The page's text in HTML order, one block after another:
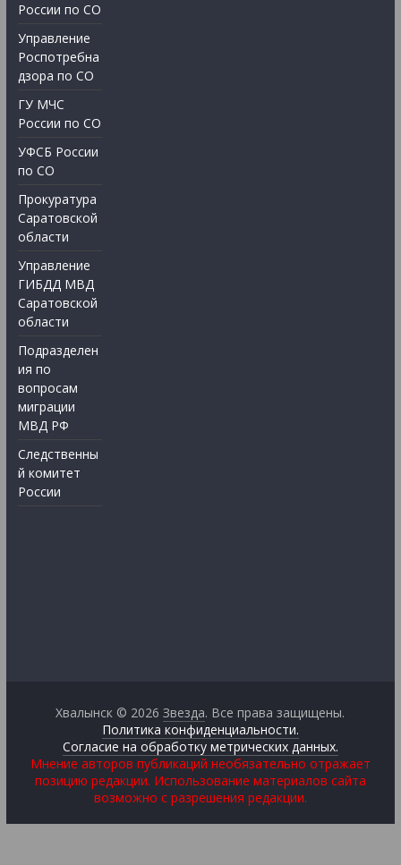
России по СО
Управление
Роспотребна
дзора по СО
ГУ МЧС
России по СО
УФСБ России
по СО
Прокуратура
Саратовской
области
Управление
ГИБДД МВД
Саратовской
области
Подразделен
ия по
вопросам
миграции
МВД РФ
Следственны
й комитет
России
Хвалынск © 2026Звезда. Все права защищены.
Политика конфиденциальности.
Согласие на обработку метрических данных.
Мнение авторов публикаций необязательно отражает
позицию редакции. Использование материалов сайта
возможно с разрешения редакции.